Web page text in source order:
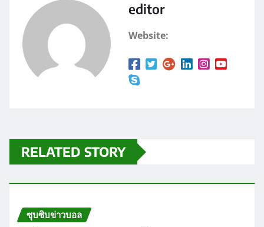
editor
Website:
RELATED STORY
ซุบซิบข่าวบอล